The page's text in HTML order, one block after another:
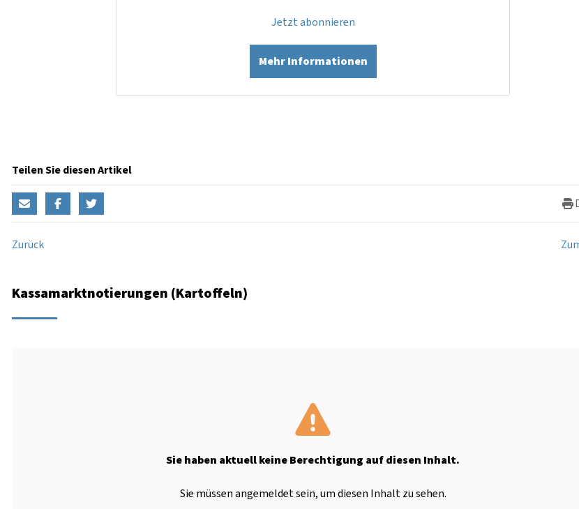
Jetzt abonnieren
Mehr Informationen
Teilen Sie diesen Artikel
Zurück
Kassamarktnotierungen (Kartoffeln)
Sie haben aktuell keine Berechtigung auf diesen Inhalt.
Sie müssen angemeldet sein, um diesen Inhalt zu sehen.